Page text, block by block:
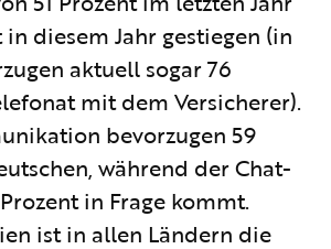
diesem Jahr gestiegen (in
aktuell sogar 76
mit dem Versicherer).
bevorzugen 59
während der Chat-
in Frage kommt.
ist in allen Ländern die